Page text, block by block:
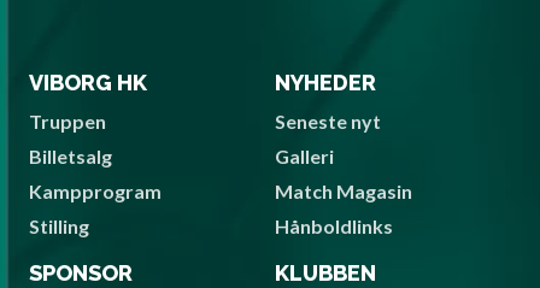
VIBORG HK
Truppen
Billetsalg
Kampprogram
Stilling
NYHEDER
Seneste nyt
Galleri
Match Magasin
Hånboldlinks
SPONSOR KLUBBEN